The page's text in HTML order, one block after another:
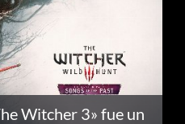
Witcher 3» fue un